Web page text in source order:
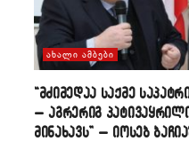
ᲐᲮᲐᲚᲘ ᲐᲛᲑᲔᲑᲘ
“მძიმედაა საქმე
– აგრერიგ
მინახავს” – იოსებ